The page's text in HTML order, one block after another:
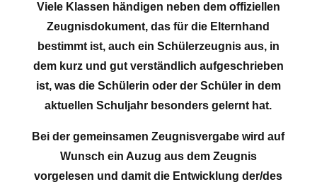
Viele Klassen händigen neben dem offiziellen
Zeugnisdokument, das für die Elternhand
bestimmt ist, auch ein Schülerzeugnis aus, in
dem kurz und gut verständlich aufgeschrieben
ist, was die Schülerin oder der Schüler in dem
aktuellen Schuljahr besonders gelernt hat.
Bei der gemeinsamen Zeugnisvergabe wird auf
Wunsch ein Auzug aus dem Zeugnis
vorgelesen und damit die Entwicklung der/des